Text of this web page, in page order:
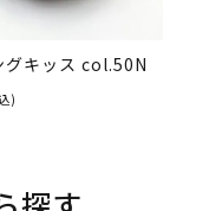
グキッス col.50N
)